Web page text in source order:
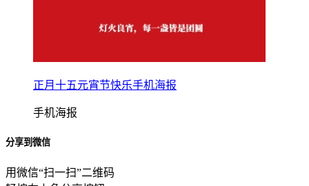
正月十五元宵节快乐手机海报
手机海报
分享到微信
用微信“扫一扫”二维码